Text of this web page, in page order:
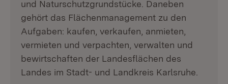
und Naturschutzgrundstücke. Daneben
gehört das Flächenmanagement zu den
Aufgaben: kaufen, verkaufen, anmieten,
vermieten und verpachten, verwalten und
bewirtschaften der Landesflächen des
Landes im Stadt- und Landkreis Karlsruhe.